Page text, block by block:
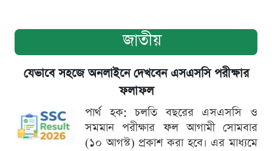
জাতীয়
যেভাবে সহজে অনলাইনে দেখবেন এসএসসি পরীক্ষার
ফলাফল
পার্থ হক: চলতি বছরের এসএসসি ও
সমমান পরীক্ষার ফল আগামী সোমবার
(১০ আগস্ট) প্রকাশ করা হবে। এর মাধ্যমে